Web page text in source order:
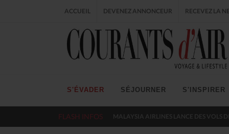
ACCUEIL DEVENEZ ANNONCEUR RECEVEZ LA
S'ÉVADER SÉJOURNER S'INSPIRER
FLASH INFOS MALAYSIA AIRLINES LANCE DES VOLS